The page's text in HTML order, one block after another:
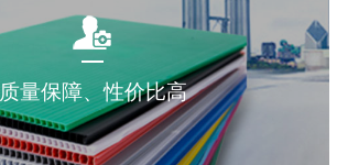
质量保障、性价比高